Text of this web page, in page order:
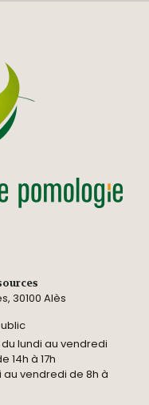
30100 Alès
lundi au vendredi
14h à 17h
au vendredi de 8h à